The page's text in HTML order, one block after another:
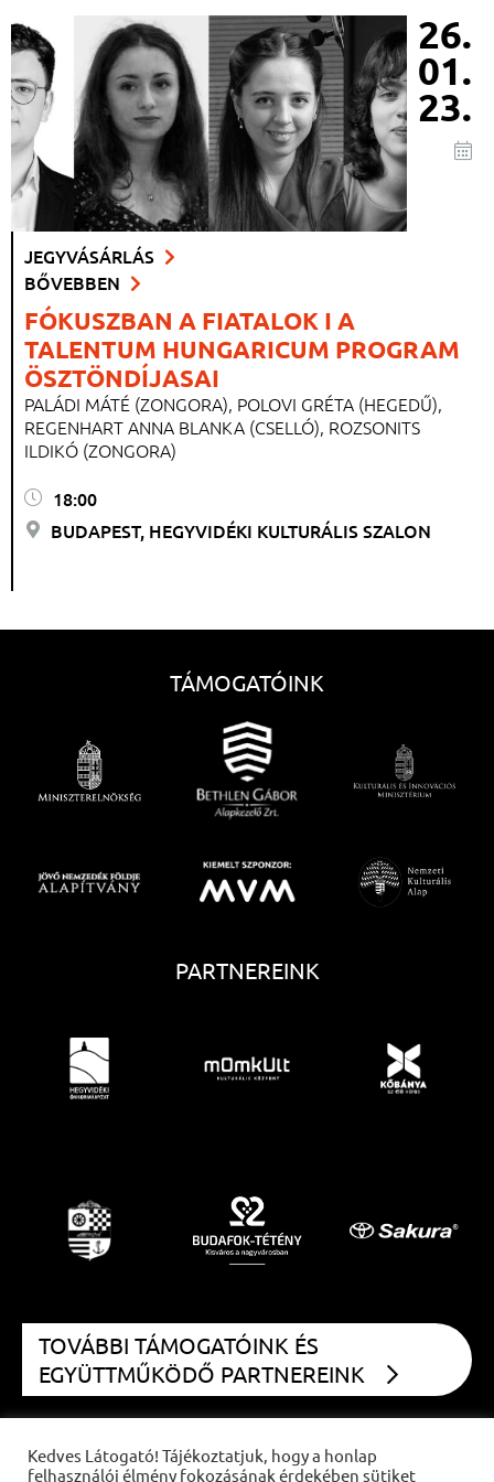
26.
01.
23.
FÓKUSZBAN A FIATALOK I A
TALENTUM HUNGARICUM PROGRAM
ÖSZTÖNDÍJASAI
PALÁDI MÁTÉ (ZONGORA), POLOVI GRÉTA (HEGEDŰ),
REGENHART ANNA BLANKA (CSELLÓ), ROZSONITS
ILDIKÓ (ZONGORA)
18:00
BUDAPEST, HEGYVIDÉKI KULTURÁLIS SZALON
JEGYVÁSÁRLÁS
BŐVEBBEN
TÁMOGATÓINK
PARTNEREINK
TOVÁBBI TÁMOGATÓINK ÉS
EGYÜTTMŰKÖDŐ PARTNEREINK
COPYRIGHT CZIFFRA FESZTIVÁL2021 | MINDEN JOG FENNTARTVA
Kedves Látogató! Tájékoztatjuk, hogy a honlap
felhasználói élmény fokozásának érdekében sütiket